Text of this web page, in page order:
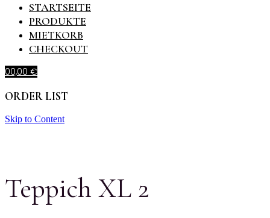
STARTSEITE
PRODUKTE
MIETKORB
CHECKOUT
00,00 €
ORDER LIST
Skip to Content
Teppich XL 2